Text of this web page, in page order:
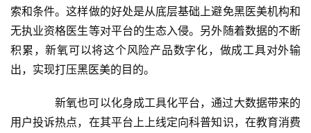
索和条件。这样做的好处是从底层基础上避免黑医美机构和
无执业资格医生等对平台的生态入侵。另外随着数据的不断
积累，新氧可以将这个风险产品数字化，做成工具对外输
出，实现打压黑医美的目的。
新氧也可以化身成工具化平台，通过大数据带来的
用户投诉热点，在其平台上上线定向科普知识，在教育消费